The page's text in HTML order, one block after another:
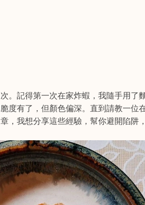
。記得第一次在家炸蝦，我隨手用了
度有了，但顏色偏深。直到請教一位
，我想分享這些經驗，幫你避開陷阱